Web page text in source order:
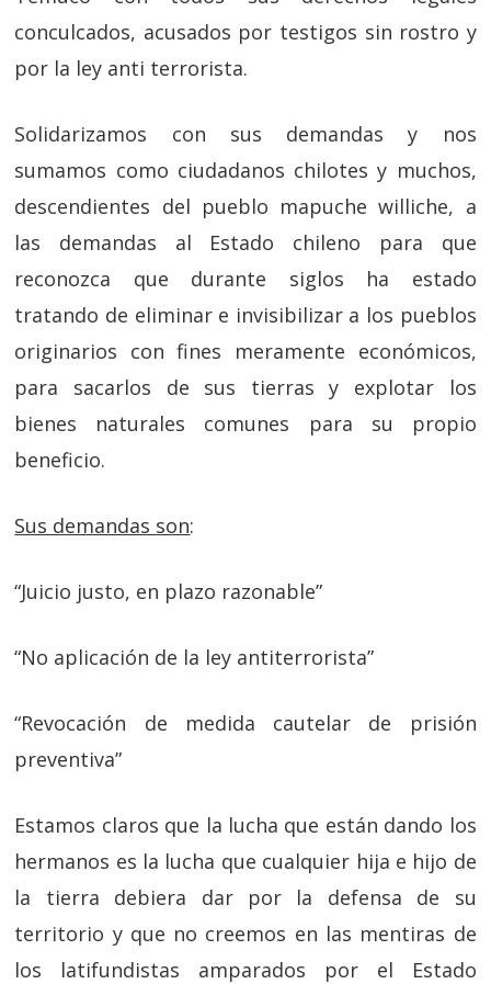
conculcados, acusados por testigos sin rostro y
por la ley anti terrorista.
Solidarizamos con sus demandas y nos
sumamos como ciudadanos chilotes y muchos,
descendientes del pueblo mapuche williche, a
las demandas al Estado chileno para que
reconozca que durante siglos ha estado
tratando de eliminar e invisibilizar a los pueblos
originarios con fines meramente económicos,
para sacarlos de sus tierras y explotar los
bienes naturales comunes para su propio
beneficio.
Sus demandas son:
“Juicio justo, en plazo razonable”
“No aplicación de la ley antiterrorista”
“Revocación de medida cautelar de prisión
preventiva”
Estamos claros que la lucha que están dando los
hermanos es la lucha que cualquier hija e hijo de
la tierra debiera dar por la defensa de su
territorio y que no creemos en las mentiras de
los latifundistas amparados por el Estado